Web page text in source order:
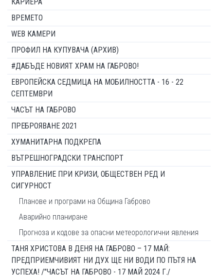
ВРЕМЕТО
WEB КАМЕРИ
ПРОФИЛ НА КУПУВАЧА (АРХИВ)
#ДАБЪДЕ НОВИЯТ ХРАМ НА ГАБРОВО!
ЕВРОПЕЙСКА СЕДМИЦА НА МОБИЛНОСТТА - 16 - 22
СЕПТЕМВРИ
ЧАСЪТ НА ГАБРОВО
ПРЕБРОЯВАНЕ 2021
ХУМАНИТАРНА ПОДКРЕПА
ВЪТРЕШНОГРАДСКИ ТРАНСПОРТ
УПРАВЛЕНИЕ ПРИ КРИЗИ, ОБЩЕСТВЕН РЕД И
СИГУРНОСТ
Планове и програми на Община Габрово
Аварийно планиране
Прогноза и кодове за опасни метеорологични явления
ТАНЯ ХРИСТОВА В ДЕНЯ НА ГАБРОВО – 17 МАЙ:
ПРЕДПРИЕМЧИВИЯТ НИ ДУХ ЩЕ НИ ВОДИ ПО ПЪТЯ НА
УСПЕХА! /"ЧАСЪТ НА ГАБРОВО - 17 МАЙ 2024 Г./